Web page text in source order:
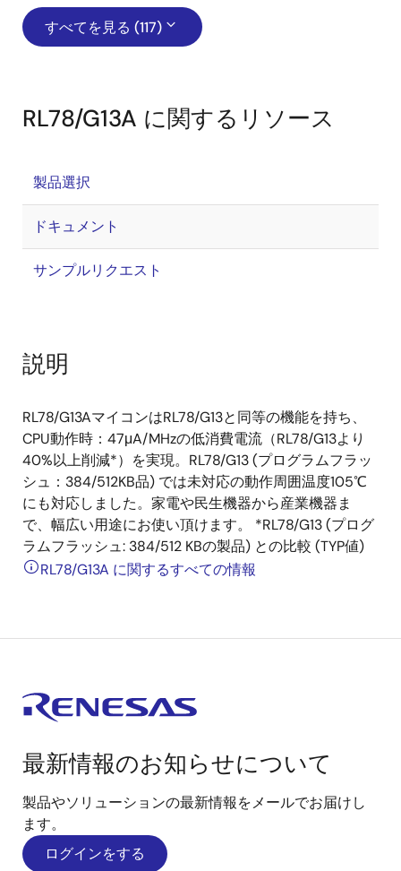
すべてを見る (117)
RL78/G13A に関するリソース
製品選択
ドキュメント
サンプルリクエスト
説明
RL78/G13AマイコンはRL78/G13と同等の機能を持ち、
CPU動作時：47μA/MHzの低消費電流（RL78/G13より
40%以上削減*）を実現。RL78/G13 (プログラムフラッ
シュ：384/512KB品) では未対応の動作周囲温度105℃
にも対応しました。家電や民生機器から産業機器ま
で、幅広い用途にお使い頂けます。 *RL78/G13 (プログ
ラムフラッシュ: 384/512 KBの製品) との比較 (TYP値)
RL78/G13A に関するすべての情報
最新情報のお知らせについて
製品やソリューションの最新情報をメールでお届けし
ます。
ログインをする